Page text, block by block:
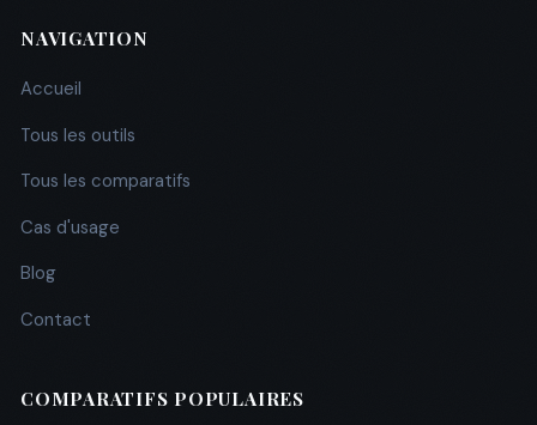
NAVIGATION
Accueil
Tous les outils
Tous les comparatifs
Cas d'usage
Blog
Contact
COMPARATIFS POPULAIRES